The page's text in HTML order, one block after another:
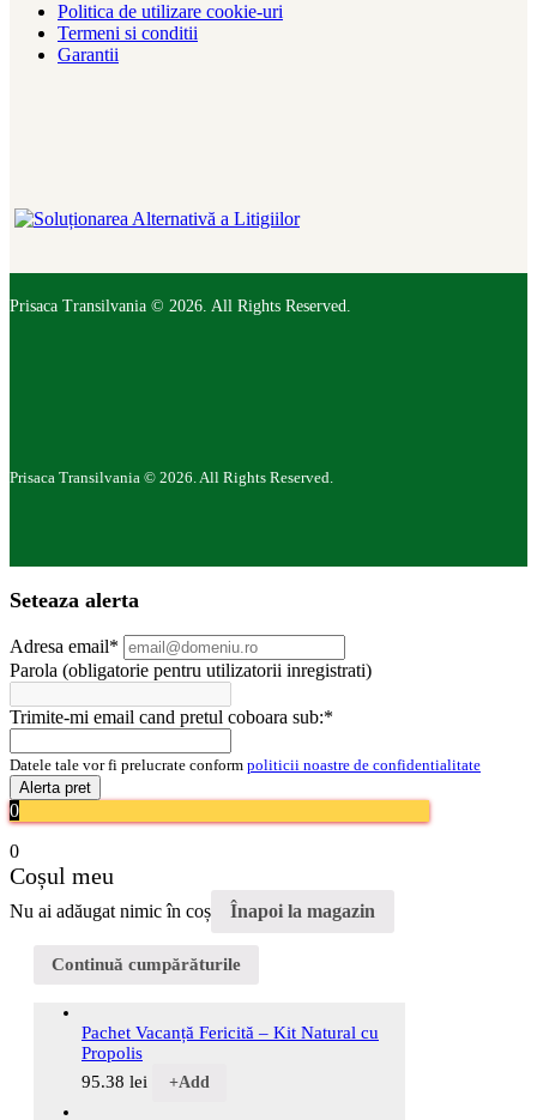
Politica de utilizare cookie-uri
Termeni si conditii
Garantii
Prisaca Transilvania © 2026. All Rights Reserved.
Prisaca Transilvania © 2026. All Rights Reserved.
Seteaza alerta
Adresa email*
Parola (obligatorie pentru utilizatorii inregistrati)
Trimite-mi email cand pretul coboara sub:*
Datele tale vor fi prelucrate conform politicii noastre de confidentialitate
Alerta pret
0
0
Coșul meu
Nu ai adăugat nimic în coș Înapoi la magazin
Continuă cumpărăturile
Pachet Vacanță Fericită – Kit Natural cu
Propolis
95.38 lei +Add